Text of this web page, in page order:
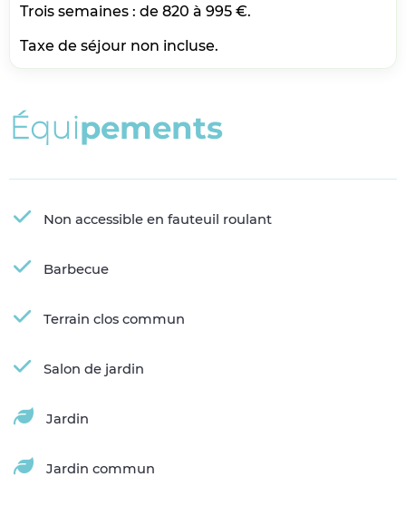
Trois semaines : de 820 à 995 €.
Taxe de séjour non incluse.
Équipements
Non accessible en fauteuil roulant
Barbecue
Terrain clos commun
Salon de jardin
Jardin
Jardin commun